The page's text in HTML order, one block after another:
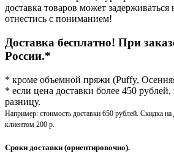
доставка товаров может
отнестись с пониманием!
Доставка бесплатно! При
России.*
* кроме объемной пряжи (Puffy,
* если цена доставки более 450
разницу.
Например: стоимость доставки 650 рублей. Скидка на
клиентом 200 р.
Сроки доставки (ориентировочно).